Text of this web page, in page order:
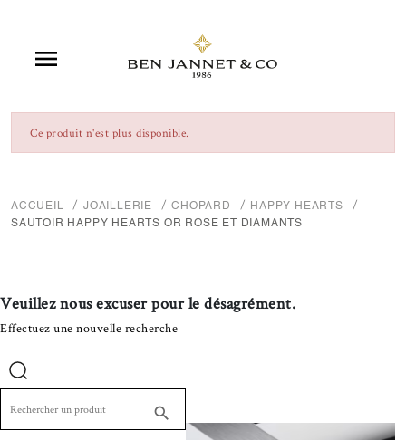

Ce produit n'est plus disponible.
ACCUEIL JOAILLERIE CHOPARD
HAPPY HEARTS
SAUTOIR HAPPY HEARTS OR ROSE ET DIAMANTS
Veuillez nous excuser pour le désagrément.
Effectuez une nouvelle recherche
